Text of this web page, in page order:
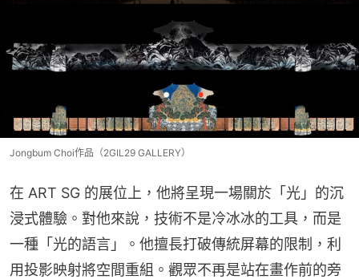
Jongbum Choi作品（2GIL29 GALLERY）
在 ART SG 的展位上，他將呈現一場關於「光」的沉
浸式體驗。對他來說，技術不是冷冰冰的工具，而是
一種「光的語言」。他擅長打破傳統屏幕的限制，利
用投影映射將空間重組。觀眾不再是站在畫作前的旁